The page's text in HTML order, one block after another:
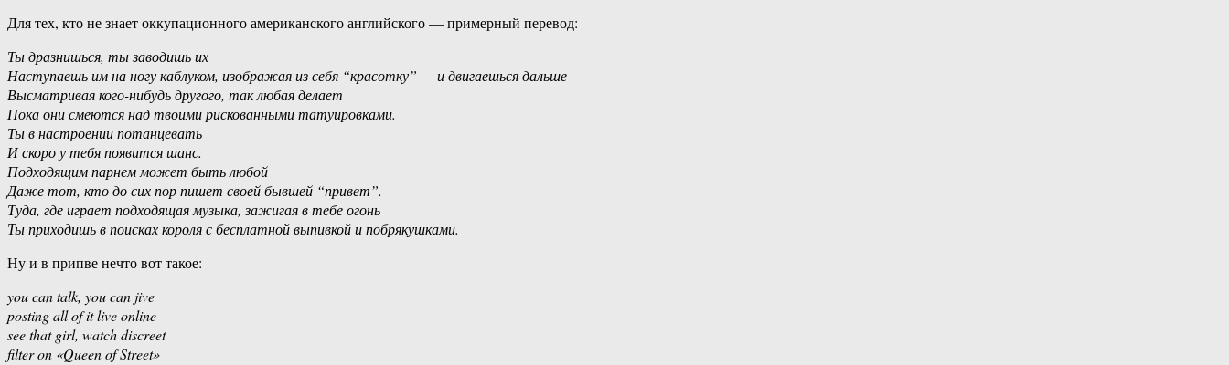
Для тех, кто не знает оккупационного американского английского — примерный перевод:
Ты дразнишься, ты заводишь их
Наступаешь им на ногу каблуком, изображая из себя “красотку” — и двигаешься дальше
Высматривая кого-нибудь другого, так любая делает
Пока они смеются над твоими рискованными татуировками.
Ты в настроении потанцевать
И скоро у тебя появится шанс.
Подходящим парнем может быть любой
Даже тот, кто до сих пор пишет своей бывшей “привет”.
Туда, где играет подходящая музыка, зажигая в тебе огонь
Ты приходишь в поисках короля с бесплатной выпивкой и побрякушками.
Ну и в припве нечто вот такое:
you can talk, you can jive
posting all of it live online
see that girl, watch discreet
filter on «Queen of Street»